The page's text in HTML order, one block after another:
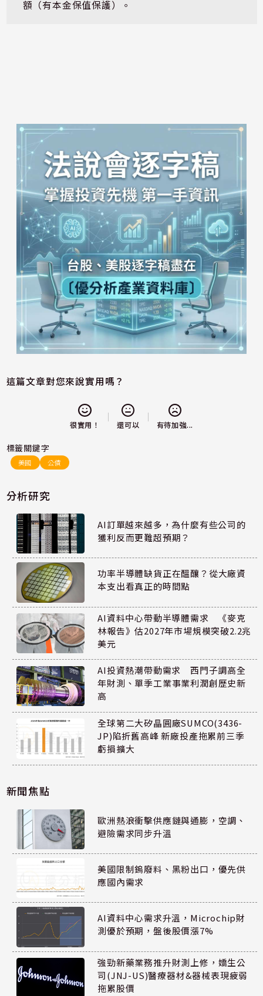
額（有本金保值保護）。
這篇文章對您來說實用嗎？
很實用！ 還可以 有待加強...
標籤關鍵字
美國 公債
分析研究
AI訂單越來越多，為什麼有些公司的
獲利反而更難超預期？
功率半導體缺貨正在醞釀？從大廠資
本支出看真正的時間點
AI資料中心帶動半導體需求 《麥克
林報告》估2027年市場規模突破2.2兆
美元
AI投資熱潮帶動需求 西門子調高全
年財測、單季工業事業利潤創歷史新
高
全球第二大矽晶圓廠SUMCO(3436-
JP)陷折舊高峰 新廠投產拖累前三季
虧損擴大
新聞焦點
歐洲熱浪衝擊供應鏈與通膨，空調、
避險需求同步升溫
美國限制鎢廢料、黑粉出口，優先供
應國內需求
AI資料中心需求升溫，Microchip財
測優於預期，盤後股價漲7%
強勁新藥業務推升財測上修，嬌生公
司(JNJ-US)醫療器材&器械表現疲弱
拖累股價